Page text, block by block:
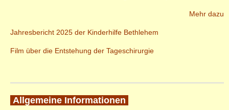
Mehr dazu
Jahresbericht 2025 der Kinderhilfe Bethlehem
Film über die Entstehung der Tageschirurgie
Allgemeine Informationen